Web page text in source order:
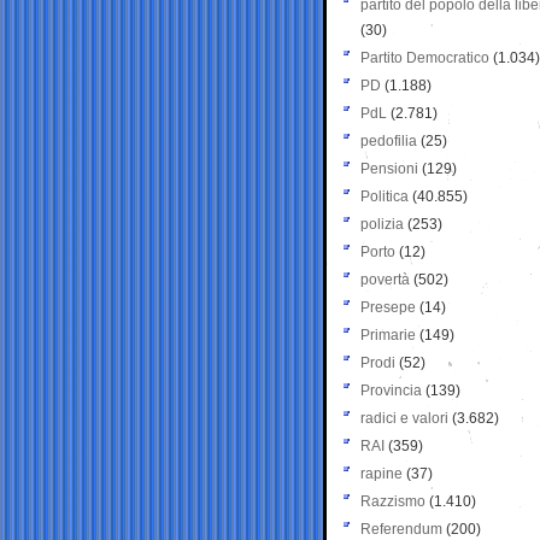
partito del popolo della
(30)
Partito Democratico (1.034)
PD (1.188)
PdL (2.781)
pedofilia (25)
Pensioni (129)
Politica (40.855)
polizia (253)
Porto (12)
povertà (502)
Presepe (14)
Primarie (149)
Prodi (52)
Provincia (139)
radici e valori (3.682)
RAI (359)
rapine (37)
Razzismo (1.410)
Referendum (200)